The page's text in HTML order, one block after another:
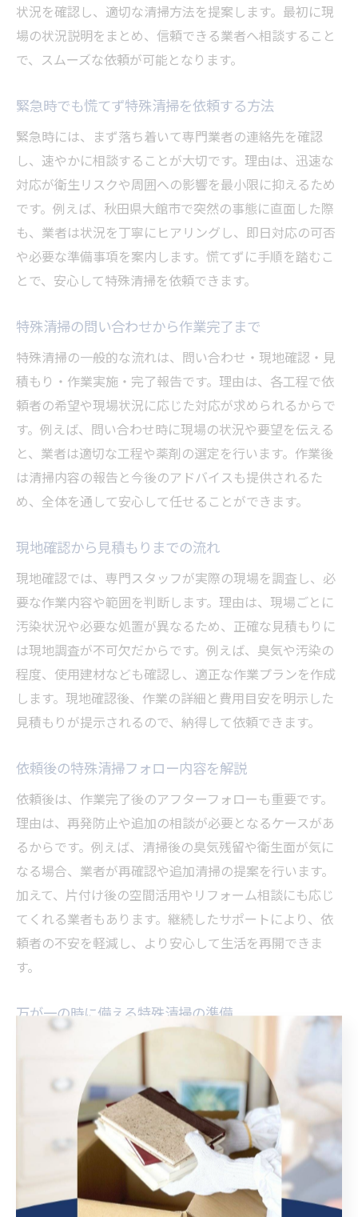
状況を確認し、適切な清掃方法を提案します。最初に現
場の状況説明をまとめ、信頼できる業者へ相談すること
で、スムーズな依頼が可能となります。
緊急時でも慌てず特殊清掃を依頼する方法
緊急時には、まず落ち着いて専門業者の連絡先を確認
し、速やかに相談することが大切です。理由は、迅速な
対応が衛生リスクや周囲への影響を最小限に抑えるため
です。例えば、秋田県大館市で突然の事態に直面した際
も、業者は状況を丁寧にヒアリングし、即日対応の可否
や必要な準備事項を案内します。慌てずに手順を踏むこ
とで、安心して特殊清掃を依頼できます。
特殊清掃の問い合わせから作業完了まで
特殊清掃の一般的な流れは、問い合わせ・現地確認・見
積もり・作業実施・完了報告です。理由は、各工程で依
頼者の希望や現場状況に応じた対応が求められるからで
す。例えば、問い合わせ時に現場の状況や要望を伝える
と、業者は適切な工程や薬剤の選定を行います。作業後
は清掃内容の報告と今後のアドバイスも提供されるた
め、全体を通して安心して任せることができます。
現地確認から見積もりまでの流れ
現地確認では、専門スタッフが実際の現場を調査し、必
要な作業内容や範囲を判断します。理由は、現場ごとに
汚染状況や必要な処置が異なるため、正確な見積もりに
は現地調査が不可欠だからです。例えば、臭気や汚染の
程度、使用建材なども確認し、適正な作業プランを作成
します。現地確認後、作業の詳細と費用目安を明示した
見積もりが提示されるので、納得して依頼できます。
依頼後の特殊清掃フォロー内容を解説
依頼後は、作業完了後のアフターフォローも重要です。
理由は、再発防止や追加の相談が必要となるケースがあ
るからです。例えば、清掃後の臭気残留や衛生面が気に
なる場合、業者が再確認や追加清掃の提案を行います。
加えて、片付け後の空間活用やリフォーム相談にも応じ
てくれる業者もあります。継続したサポートにより、依
頼者の不安を軽減し、より安心して生活を再開できま
す。
万が一の時に備える特殊清掃の準備
万が一に備えるには、日頃から信頼できる特殊清掃業者
の情報を把握し、家族や関係者と連絡方法を共有してお
くことが大切です。理由は、突然の事態でも迅速に対応
できる体制を整えられるからです。例えば、地域の業者
リストや相談窓口をメモしておき、必要なときにすぐ連
絡できるよう準備しておくと安心です。事前の備えが、
いざという時の精神的負担を大きく軽減します。